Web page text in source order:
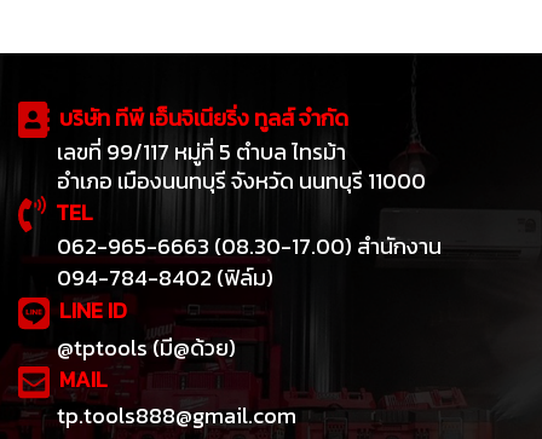
บริษัท ทีพี เอ็นจิเนียริ่ง ทูลส์ จำกัด
เลขที่ 99/117 หมู่ที่ 5 ตำบล ไทรม้า
อำเภอ เมืองนนทบุรี จังหวัด นนทบุรี 11000
TEL
062-965-6663 (08.30-17.00) สำนักงาน
094-784-8402 (ฟิล์ม)
LINE ID
@tptools (มี@ด้วย)
MAIL
tp.tools888@gmail.com